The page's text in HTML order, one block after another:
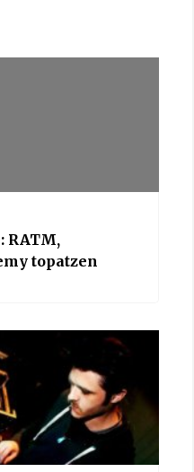
RATM,
topatzen